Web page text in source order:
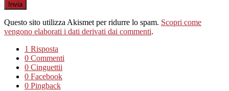
Questo sito utilizza Akismet per ridurre lo spam. Scopri come
vengono elaborati i dati derivati dai commenti.
1 Risposta
0 Commenti
0 Cinguettii
0 Facebook
0 Pingback